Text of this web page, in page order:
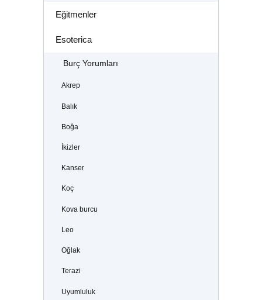
Eğitmenler
Esoterica
Burç Yorumları
Akrep
Balık
Boğa
İkizler
Kanser
Koç
Kova burcu
Leo
Oğlak
Terazi
Uyumluluk